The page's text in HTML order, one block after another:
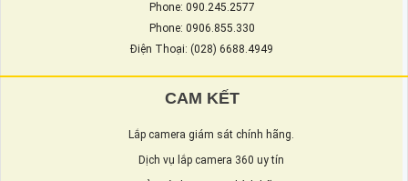
Phone: 090.245.2577
Phone: 0906.855.330
Điện Thoại: (028) 6688.4949
CAM KẾT
Lắp camera giám sát chính hãng.
Dịch vụ lắp camera 360 uy tín